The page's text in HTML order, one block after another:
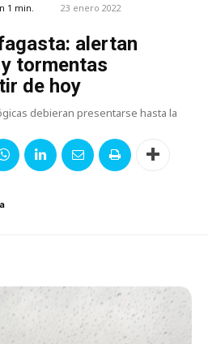
1 min. 23 enero 2022
alertan
tormentas
de hoy
debieran presentarse hasta la